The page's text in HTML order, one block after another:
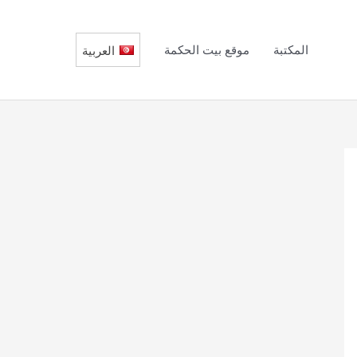
المكتبة موقع بيت الحكمة العربية